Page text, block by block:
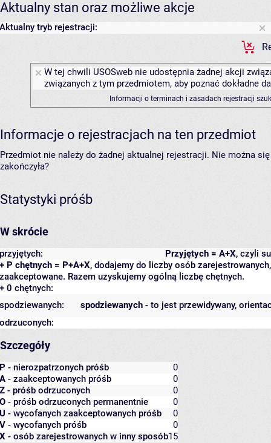
Aktualny stan oraz możliwe akcje
Aktualny tryb rejestracji:
W tej chwili USOSweb nie udostępnia żadnej akcji
związanych z tym przedmiotem, aby poznać dokładne
Informacji o terminach i zasadach rejestracji
Informacje o rejestracjach na ten przedmiot
Przedmiot nie należy do żadnej aktualnej rejestracji. Nie można
zakończyła?
Statystyki próśb
W skrócie
Przyjętych = A+X, czyli
przyjętych:
+ P chętnych = P+A+X, dodajemy do liczby osób
zaakceptowane. Razem uzyskujemy ogólną liczbę chętnych.
+ 0 chętnych:
spodziewanych - to jest przewidywany,
spodziewanych:
odrzuconych:
Szczegóły
P - nierozpatrzonych próśb
0
A - zaakceptowanych próśb
0
Z - próśb odrzuconych
0
O - próśb odrzuconych permanentnie
0
U - wycofanych zaakceptowanych próśb
0
V - wycofanych próśb
0
X - osób zarejestrowanych w inny sposób15